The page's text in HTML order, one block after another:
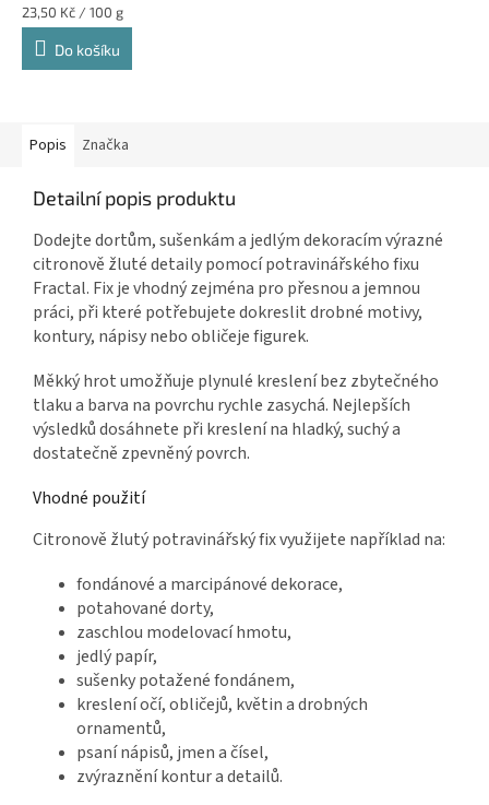
Měrná
cena:
23,50 Kč / 100 g
Do košíku
Popis Značka
Detailní popis produktu
Dodejte dortům, sušenkám a jedlým dekoracím výrazné
citronově žluté detaily pomocí potravinářského fixu
Fractal. Fix je vhodný zejména pro přesnou a jemnou
práci, při které potřebujete dokreslit drobné motivy,
kontury, nápisy nebo obličeje figurek.
Měkký hrot umožňuje plynulé kreslení bez zbytečného
tlaku a barva na povrchu rychle zasychá. Nejlepších
výsledků dosáhnete při kreslení na hladký, suchý a
dostatečně zpevněný povrch.
Vhodné použití
Citronově žlutý potravinářský fix využijete například na:
fondánové a marcipánové dekorace,
potahované dorty,
zaschlou modelovací hmotu,
jedlý papír,
sušenky potažené fondánem,
kreslení očí, obličejů, květin a drobných
ornamentů,
psaní nápisů, jmen a čísel,
zvýraznění kontur a detailů.